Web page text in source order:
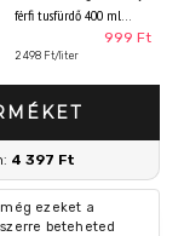
férfi tusfürdő 400 ml
999 Ft
2 498 Ft/liter
4 397 Ft
ezeket a
beteheted